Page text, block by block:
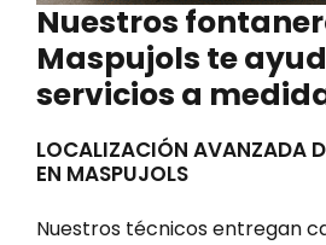
Nuestros
Maspujols te
servicios a
LOCALIZACIÓN AVANZADA
EN MASPUJOLS
Nuestros técnicos entregan